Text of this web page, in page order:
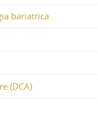
bariatrica
(DCA)